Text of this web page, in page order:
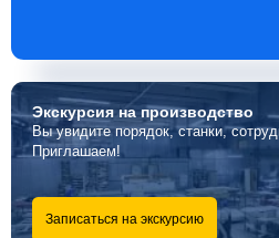
Экскурсияна производство
Вы увидите порядок, станки,
Приглашаем!
Записаться на экскурсию